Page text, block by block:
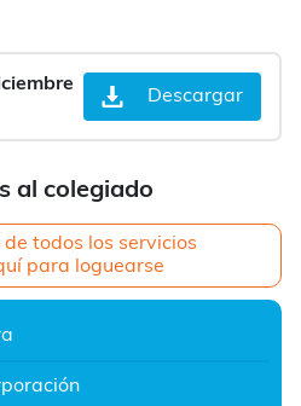
al colegiado
de todos los servicios
para loguearse
Descargar